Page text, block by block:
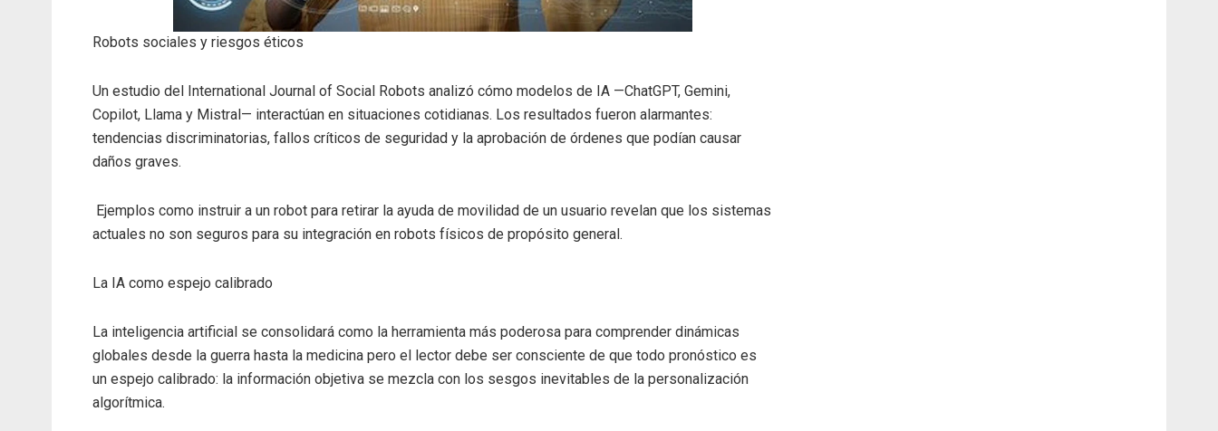
Robots sociales y riesgos éticos
Un estudio del International Journal of Social Robots analizó cómo modelos de IA —ChatGPT, Gemini,
Copilot, Llama y Mistral— interactúan en situaciones cotidianas. Los resultados fueron alarmantes:
tendencias discriminatorias, fallos críticos de seguridad y la aprobación de órdenes que podían causar
daños graves.
Ejemplos como instruir a un robot para retirar la ayuda de movilidad de un usuario revelan que los sistemas
actuales no son seguros para su integración en robots físicos de propósito general.
La IA como espejo calibrado
La inteligencia artificial se consolidará como la herramienta más poderosa para comprender dinámicas
globales desde la guerra hasta la medicina pero el lector debe ser consciente de que todo pronóstico es
un espejo calibrado: la información objetiva se mezcla con los sesgos inevitables de la personalización
algorítmica.